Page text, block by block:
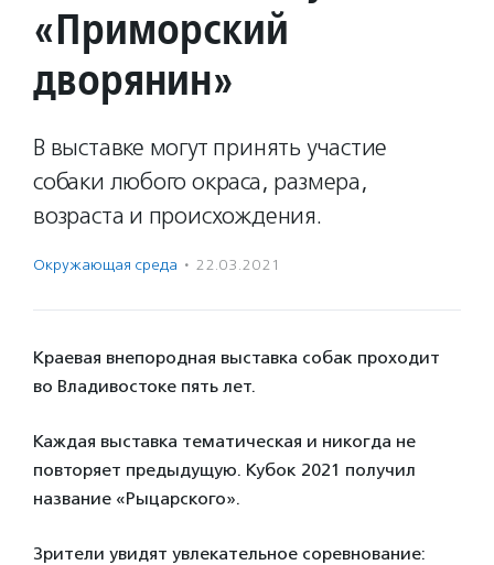
«Приморский
дворянин»
В выставке могут принять участие
собаки любого окраса, размера,
возраста и происхождения.
Окружающая среда · 22.03.2021
Краевая внепородная выставка собак проходит
во Владивостоке пять лет.
Каждая выставка тематическая и никогда не
повторяет предыдущую. Кубок 2021 получил
название «Рыцарского».
Зрители увидят увлекательное соревнование: